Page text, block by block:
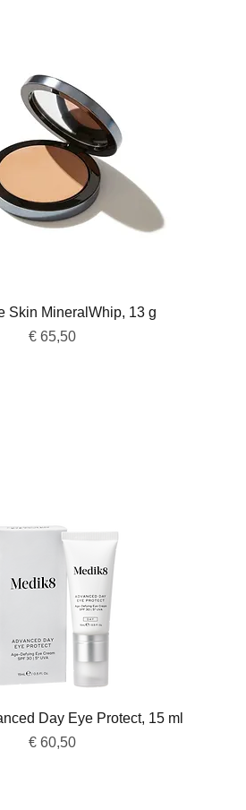
Snel overzicht
Skin MineralWhip, 13 g
Prijs
€ 65,50
Snel overzicht
Day Eye Protect, 15 ml
Prijs
€ 60,50